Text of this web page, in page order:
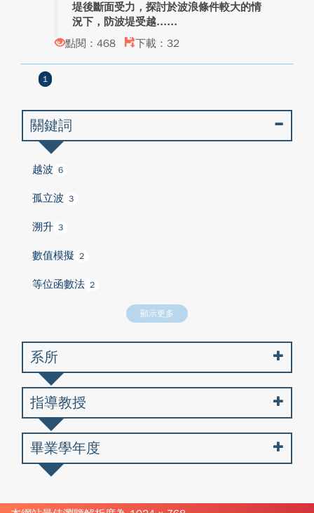
堤後斷面受力，探討於波浪條件較大的情
況下，防波堤受越...
點閱：468
下載：32
1
關鍵詞
越波 6
孤立波 3
溯升 3
數值模擬 2
等位函數法 2
顯示更多
系所
指導教授
畢業學年度